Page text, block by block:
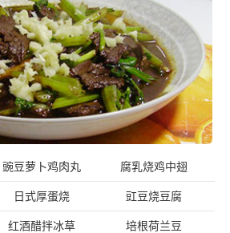
豌豆萝卜鸡肉丸 腐乳烧鸡中翅
日式厚蛋烧 豇豆烧豆腐
红酒醋拌冰草 培根荷兰豆